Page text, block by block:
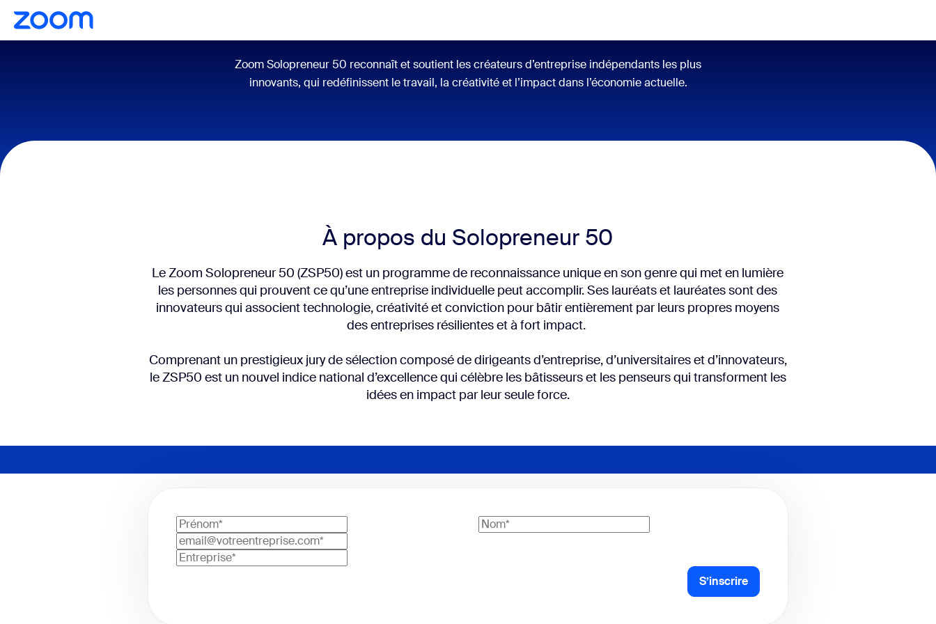
Zoom Solopreneur 50 reconnaît et soutient les créateurs d’entreprise indépendants les plus
innovants, qui redéfinissent le travail, la créativité et l’impact dans l’économie actuelle.
À propos du Solopreneur 50
Le Zoom Solopreneur 50 (ZSP50) est un programme de reconnaissance unique en son genre qui met en lumière
les personnes qui prouvent ce qu’une entreprise individuelle peut accomplir. Ses lauréats et lauréates sont des
innovateurs qui associent technologie, créativité et conviction pour bâtir entièrement par leurs propres moyens
des entreprises résilientes et à fort impact.
Comprenant un prestigieux jury de sélection composé de dirigeants d’entreprise, d’universitaires et d’innovateurs,
le ZSP50 est un nouvel indice national d’excellence qui célèbre les bâtisseurs et les penseurs qui transforment les
idées en impact par leur seule force.
S’inscrire